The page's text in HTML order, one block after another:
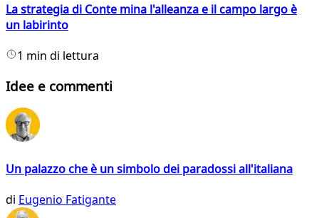
La strategia di Conte mina l'alleanza e il campo largo è
un labirinto
1 min di lettura
Idee e commenti
Un palazzo che è un simbolo dei paradossi all'italiana
di Eugenio Fatigante